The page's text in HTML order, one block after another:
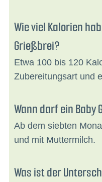
Wie viel Kalorien
Grießbrei?
Etwa 100 bis 120
Zubereitungsart und
Wann darf ein Baby
Ab dem siebten
und mit Muttermilch.
Was ist der